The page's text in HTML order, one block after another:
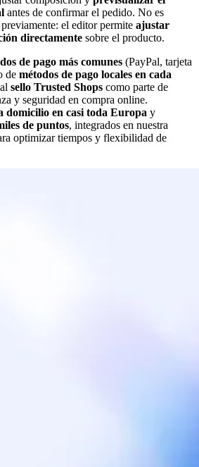
antes de confirmar el pedido. No es
el editor permite ajustar
directamente sobre el producto.
de pago más comunes (PayPal, tarjeta
de métodos de pago locales en cada
sello Trusted Shops como parte de
y seguridad en compra online.
domicilio en casi toda Europa y
de puntos, integrados en nuestra
optimizar tiempos y flexibilidad de